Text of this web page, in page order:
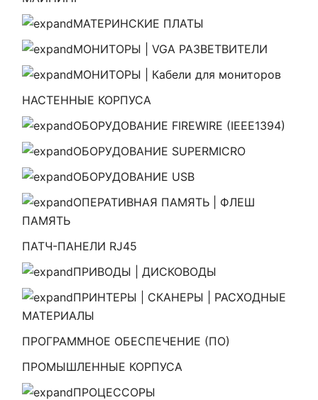
МАТЕРИНСКИЕ ПЛАТЫ
МОНИТОРЫ | VGA РАЗВЕТВИТЕЛИ
МОНИТОРЫ | Кабели для мониторов
НАСТЕННЫЕ КОРПУСА
ОБОРУДОВАНИЕ FIREWIRE (IEEE1394)
ОБОРУДОВАНИЕ SUPERMICRO
ОБОРУДОВАНИЕ USB
ОПЕРАТИВНАЯ ПАМЯТЬ | ФЛЕШ
ПАМЯТЬ
ПАТЧ-ПАНЕЛИ RJ45
ПРИВОДЫ | ДИСКОВОДЫ
ПРИНТЕРЫ | СКАНЕРЫ | РАСХОДНЫЕ
МАТЕРИАЛЫ
ПРОГРАММНОЕ ОБЕСПЕЧЕНИЕ (ПО)
ПРОМЫШЛЕННЫЕ КОРПУСА
ПРОЦЕССОРЫ